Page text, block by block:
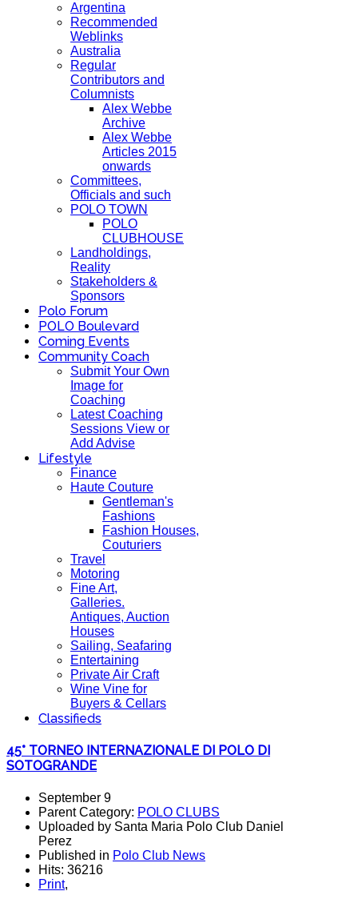
Argentina
Recommended
Weblinks
Australia
Regular
Contributors and
Columnists
Alex Webbe
Archive
Alex Webbe
Articles 2015
onwards
Committees,
Officials and such
POLO TOWN
POLO
CLUBHOUSE
Landholdings,
Reality
Stakeholders &
Sponsors
Polo Forum
POLO Boulevard
Coming Events
Community Coach
Submit Your Own
Image for
Coaching
Latest Coaching
Sessions View or
Add Advise
Lifestyle
Finance
Haute Couture
Gentleman's
Fashions
Fashion Houses,
Couturiers
Travel
Motoring
Fine Art,
Galleries.
Antiques, Auction
Houses
Sailing, Seafaring
Entertaining
Private Air Craft
Wine Vine for
Buyers & Cellars
Classifieds
45° TORNEO INTERNAZIONALE DI POLO DI
SOTOGRANDE
September 9
Parent Category: POLO CLUBS
Uploaded by Santa Maria Polo Club Daniel
Perez
Published in Polo Club News
Hits: 36216
Print,